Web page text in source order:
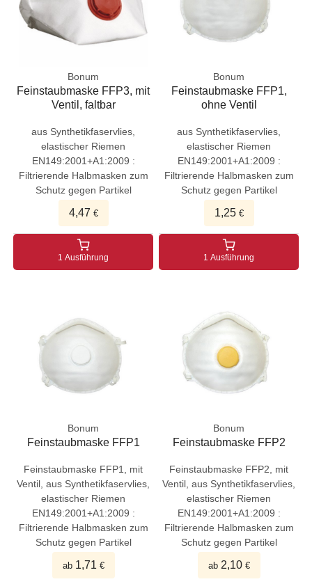
Bonum
Feinstaubmaske FFP3, mit
Ventil, faltbar
aus Synthetikfaservlies,
elastischer Riemen
EN149:2001+A1:2009 :
Filtrierende Halbmasken zum
Schutz gegen Partikel
4,47 €
1 Ausführung
Bonum
Feinstaubmaske FFP1,
ohne Ventil
aus Synthetikfaservlies,
elastischer Riemen
EN149:2001+A1:2009 :
Filtrierende Halbmasken zum
Schutz gegen Partikel
1,25€
1 Ausführung
Bonum
Feinstaubmaske FFP1
Feinstaubmaske FFP1, mit
Ventil, aus Synthetikfaservlies,
elastischer Riemen
EN149:2001+A1:2009 :
Filtrierende Halbmasken zum
Schutz gegen Partikel
ab 1,71€
Bonum
Feinstaubmaske FFP2
Feinstaubmaske FFP2, mit
Ventil, aus Synthetikfaservlies,
elastischer Riemen
EN149:2001+A1:2009 :
Filtrierende Halbmasken zum
Schutz gegen Partikel
ab 2,10€